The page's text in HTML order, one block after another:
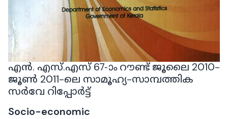
എൻ. എസ്.എസ് 67-ാം റൗണ്ട് ജൂലൈ 2010-
ജൂൺ 2011-ലെ സാമൂഹ്യ-സാമ്പത്തിക
സർവേ റിപ്പോർട്ട്
Socio-economic